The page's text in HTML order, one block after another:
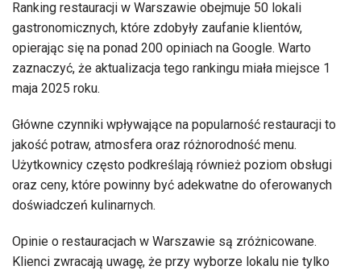
Ranking restauracji w Warszawie obejmuje 50 lokali
gastronomicznych, które zdobyły zaufanie klientów,
opierając się na ponad 200 opiniach na Google. Warto
zaznaczyć, że aktualizacja tego rankingu miała miejsce 1
maja 2025 roku.
Główne czynniki wpływające na popularność restauracji to
jakość potraw, atmosfera oraz różnorodność menu.
Użytkownicy często podkreślają również poziom obsługi
oraz ceny, które powinny być adekwatne do oferowanych
doświadczeń kulinarnych.
Opinie o restauracjach w Warszawie są zróżnicowane.
Klienci zwracają uwagę, że przy wyborze lokalu nie tylko